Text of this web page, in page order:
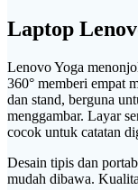
Laptop
Lenovo Yoga
360° memberi empat
dan stand, berguna
menggambar. Layar
cocok untuk catatan
Desain tipis dan
mudah dibawa.